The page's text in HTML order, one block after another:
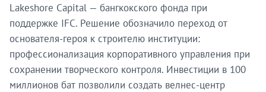
Lakeshore Capital — бангкокского фонда при
поддержке IFC. Решение обозначило переход от
основателя-героя к строителю институции:
профессионализация корпоративного управления при
сохранении творческого контроля. Инвестиции в 100
миллионов бат позволили создать велнес-центр